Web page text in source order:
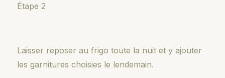
Étape 2
Laisser reposer au frigo toute la nuit et y ajouter
les garnitures choisies le lendemain.